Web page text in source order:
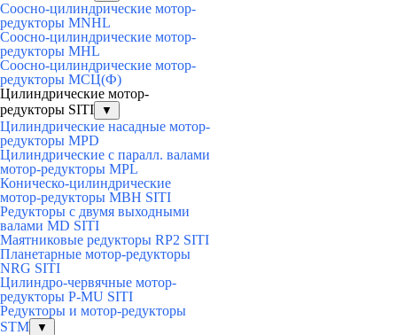
Соосно-цилиндрические мотор-
редукторы MNHL
Соосно-цилиндрические мотор-
редукторы MHL
Соосно-цилиндрические мотор-
редукторы МСЦ(Ф)
Цилиндрические мотор-
редукторы SITI
▼
Цилиндрические насадные мотор-
редукторы MPD
Цилиндрические с паралл. валами
мотор-редукторы MPL
Коническо-цилиндрические
мотор-редукторы MBH SITI
Редукторы с двумя выходными
валами MD SITI
Маятниковые редукторы RP2 SITI
Планетарные мотор-редукторы
NRG SITI
Цилиндро-червячные мотор-
редукторы P-MU SITI
Редукторы и мотор-редукторы
STM
▼